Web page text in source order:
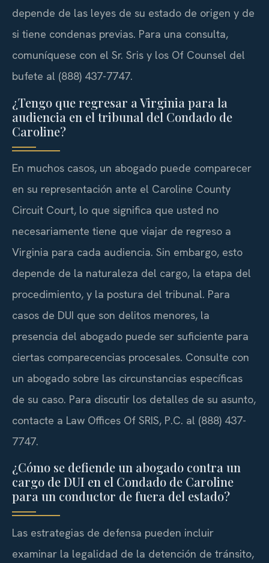
depende de las leyes de su estado de origen y de
si tiene condenas previas. Para una consulta,
comuníquese con el Sr. Sris y los Of Counsel del
bufete al (888) 437-7747.
¿Tengo que regresar a Virginia para la
audiencia en el tribunal del Condado de
Caroline?
En muchos casos, un abogado puede comparecer
en su representación ante el Caroline County
Circuit Court, lo que significa que usted no
necesariamente tiene que viajar de regreso a
Virginia para cada audiencia. Sin embargo, esto
depende de la naturaleza del cargo, la etapa del
procedimiento, y la postura del tribunal. Para
casos de DUI que son delitos menores, la
presencia del abogado puede ser suficiente para
ciertas comparecencias procesales. Consulte con
un abogado sobre las circunstancias específicas
de su caso. Para discutir los detalles de su asunto,
contacte a Law Offices Of SRIS, P.C. al (888) 437-
7747.
¿Cómo se defiende un abogado contra un
cargo de DUI en el Condado de Caroline
para un conductor de fuera del estado?
Las estrategias de defensa pueden incluir
examinar la legalidad de la detención de tránsito,